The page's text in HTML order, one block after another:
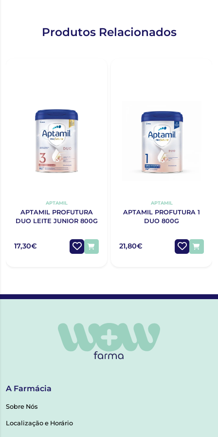
Produtos Relacionados
APTAMIL
APTAMIL PROFUTURA
DUO LEITE JUNIOR 800G
17,30€
APTAMIL
APTAMIL PROFUTURA 1
DUO 800G
21,80€
A Farmácia
Sobre Nós
Localização e Horário